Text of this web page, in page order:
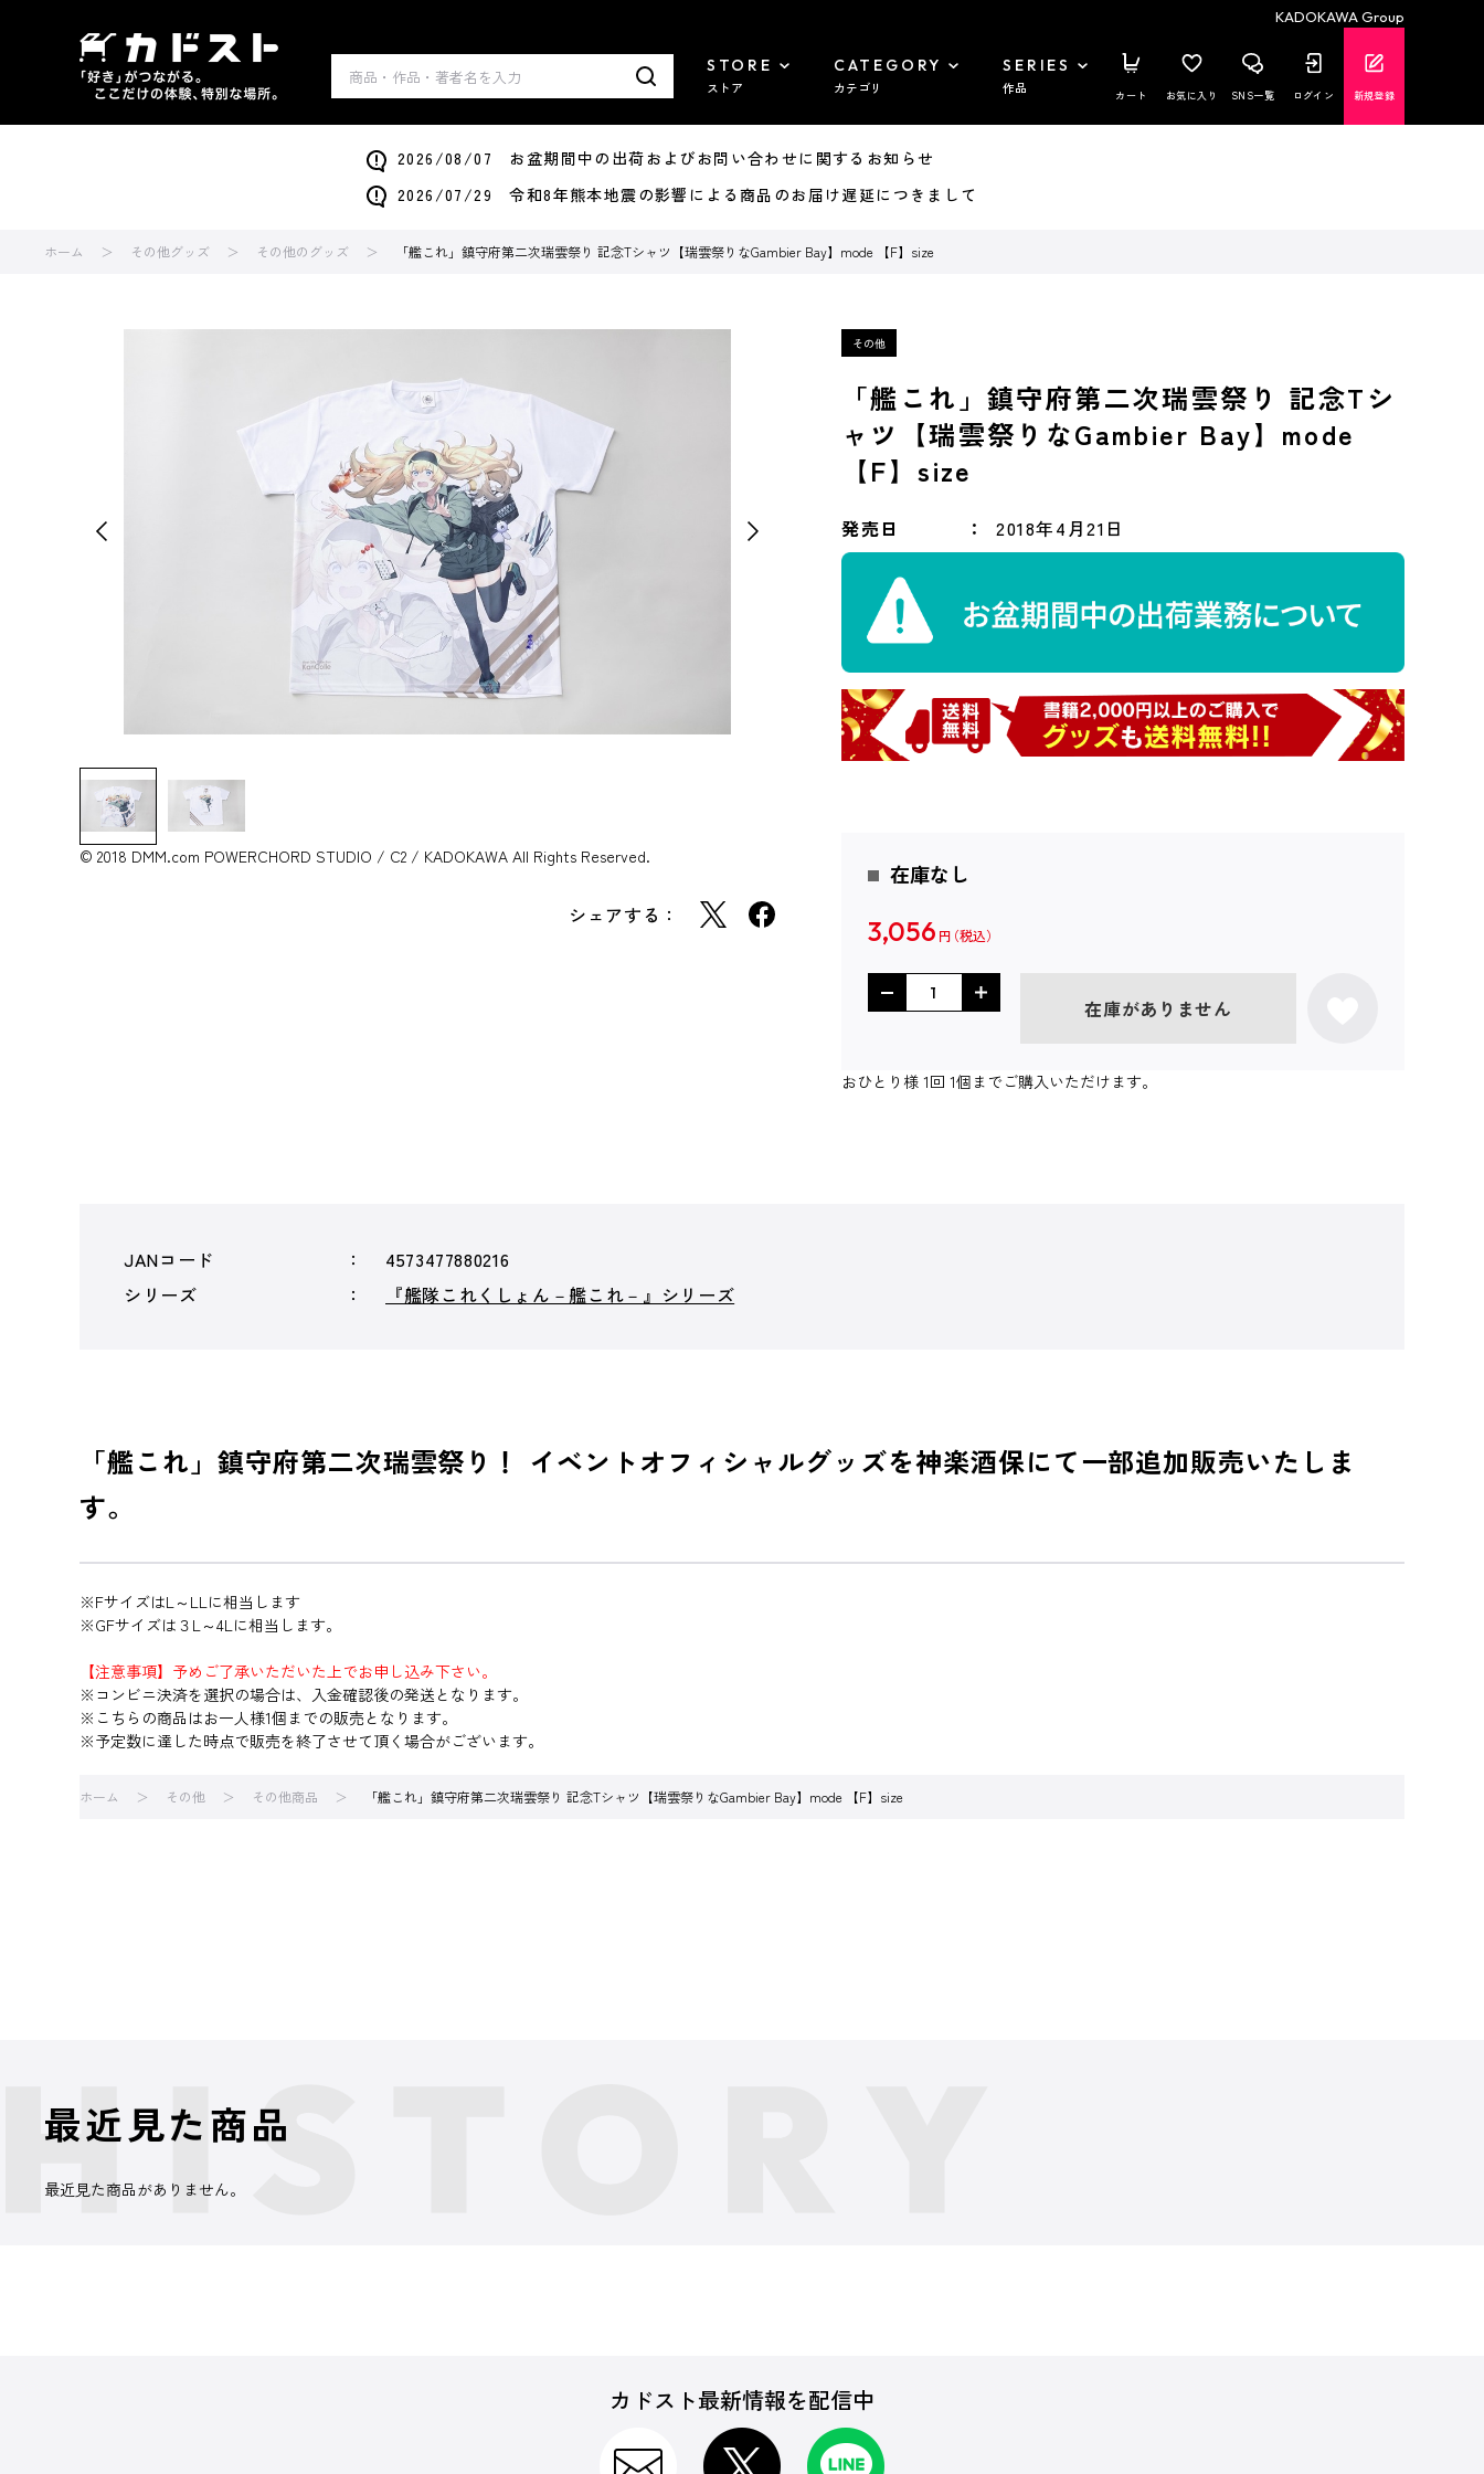
KADOKAWA Group
STORE
ストア
CATEGORY
カテゴリ
SERIES
作品 カート お気に入り SNS一覧 ログイン 新規登録
2026/08/07 お盆期間中の出荷およびお問い合わせに関するお知らせ
2026/07/29 令和8年熊本地震の影響による商品のお届け遅延につきまして
ホーム その他グッズ その他のグッズ 「艦これ」鎮守府第二次瑞雲祭り 記念Tシャツ【瑞雲祭りなGambier Bay】mode 【F】size
© 2018 DMM.com POWERCHORD STUDIO / C2 / KADOKAWA All Rights Reserved.
シェアする：
「艦これ」鎮守府第二次瑞雲祭り 記念Tシ
ャツ【瑞雲祭りなGambier Bay】mode
【F】size
発売日 2018年4月21日
在庫なし
3,056 円
在庫がありません
おひとり様 1回 1個までご購入いただけます。
JANコード
4573477880216
シリーズ
『艦隊これくしょん－艦これ－』シリーズ
「艦これ」鎮守府第二次瑞雲祭り！ イベントオフィシャルグッズを神楽酒保にて一部追加販売いたしま
す。
※FサイズはL～LLに相当します
※GFサイズは３L～4Lに相当します。
【注意事項】予めご了承いただいた上でお申し込み下さい。
※コンビニ決済を選択の場合は、入金確認後の発送となります。
※こちらの商品はお一人様1個までの販売となります。
※予定数に達した時点で販売を終了させて頂く場合がございます。
ホーム その他 その他商品 「艦これ」鎮守府第二次瑞雲祭り 記念Tシャツ【瑞雲祭りなGambier Bay】mode 【F】size
最近見た商品
最近見た商品がありません。
カドスト最新情報を配信中